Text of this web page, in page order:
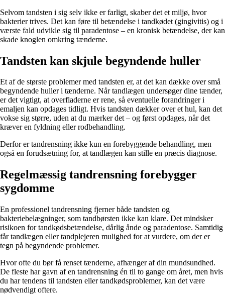
Selvom tandsten i sig selv ikke er farligt, skaber det et miljø, hvor
bakterier trives. Det kan føre til betændelse i tandkødet (gingivitis) og i
værste fald udvikle sig til paradentose – en kronisk betændelse, der kan
skade knoglen omkring tænderne.
Tandsten kan skjule begyndende huller
Et af de største problemer med tandsten er, at det kan dække over små
begyndende huller i tænderne. Når tandlægen undersøger dine tænder,
er det vigtigt, at overfladerne er rene, så eventuelle forandringer i
emaljen kan opdages tidligt. Hvis tandsten dækker over et hul, kan det
vokse sig større, uden at du mærker det – og først opdages, når det
kræver en fyldning eller rodbehandling.
Derfor er tandrensning ikke kun en forebyggende behandling, men
også en forudsætning for, at tandlægen kan stille en præcis diagnose.
Regelmæssig tandrensning forebygger
sygdomme
En professionel tandrensning fjerner både tandsten og
bakteriebelægninger, som tandbørsten ikke kan klare. Det mindsker
risikoen for tandkødsbetændelse, dårlig ånde og paradentose. Samtidig
får tandlægen eller tandplejeren mulighed for at vurdere, om der er
tegn på begyndende problemer.
Hvor ofte du bør få renset tænderne, afhænger af din mundsundhed.
De fleste har gavn af en tandrensning én til to gange om året, men hvis
du har tendens til tandsten eller tandkødsproblemer, kan det være
nødvendigt oftere.